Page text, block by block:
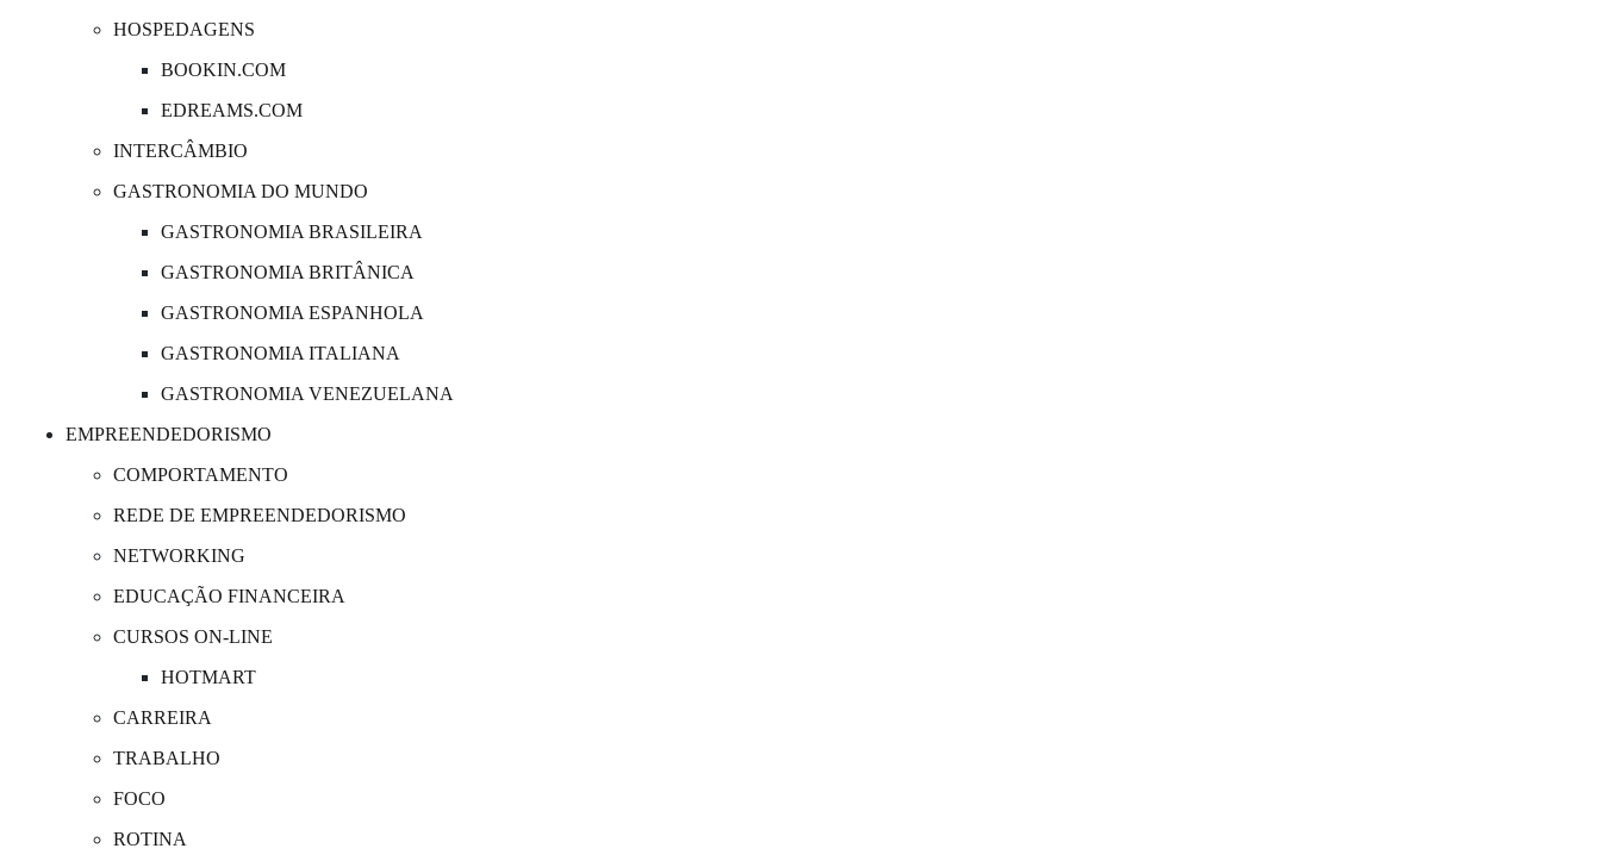
HOSPEDAGENS
BOOKIN.COM
EDREAMS.COM
INTERCÂMBIO
GASTRONOMIA DO MUNDO
GASTRONOMIA BRASILEIRA
GASTRONOMIA BRITÂNICA
GASTRONOMIA ESPANHOLA
GASTRONOMIA ITALIANA
GASTRONOMIA VENEZUELANA
EMPREENDEDORISMO
COMPORTAMENTO
REDE DE EMPREENDEDORISMO
NETWORKING
EDUCAÇÃO FINANCEIRA
CURSOS ON-LINE
HOTMART
CARREIRA
TRABALHO
FOCO
ROTINA